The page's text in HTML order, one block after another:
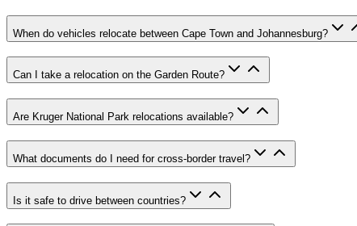
When do vehicles relocate between Cape Town and Johannesburg?
Can I take a relocation on the Garden Route?
Are Kruger National Park relocations available?
What documents do I need for cross-border travel?
Is it safe to drive between countries?